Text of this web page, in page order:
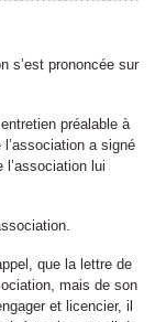
s’est prononcée sur
préalable à
a signé
l’association lui
que la lettre de
mais de son
et licencier, il